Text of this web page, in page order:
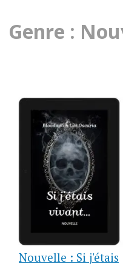
Genre :
Nouvelle : Si j'étais